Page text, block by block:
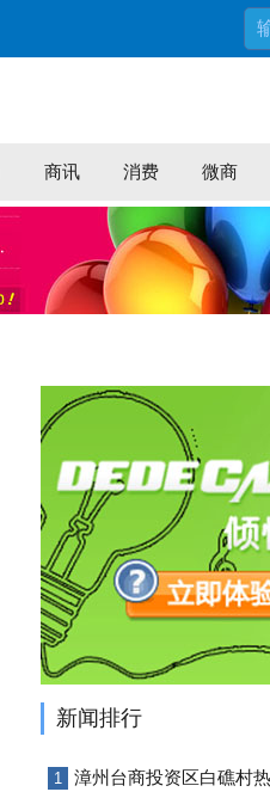
商讯 消费 微商
新闻排行
1 漳州台商投资区白礁村